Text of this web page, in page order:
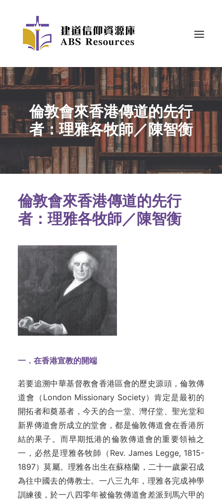
倫敦會來香港傳道的先行
者：理雅各牧師／陳智衡
倫敦會來香港傳道的先行
者：理雅各牧師／陳智衡
一．在香港宣教的開端
若要追溯中華基督教會香港區會的歷史源頭，倫敦傳
道會（London Missionary Society）肯定是最初的
開拓者和奠基者，今天的合一堂、灣仔堂、聖光堂和
新界傳道會所成立的堂會，都是倫敦傳道會在香港所
結的果子。而早期抵港的倫敦傳道會的重要領袖之
一，必然是理雅各牧師（Rev. James Legge, 1815-
1897）莫屬。理雅各出生在蘇格蘭，二十一歲蒙召成
為往中國去的傳教士。一八三九年，理雅各完成神學
訓練後，於一八四零年被倫敦傳道會差派到馬六甲的